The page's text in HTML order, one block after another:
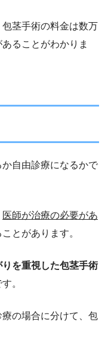
茎手術の料金は数万
ることがわかりま
自由診療になるかで
医師が治療の必要があ
とがあります。
りを重視した包茎手術
。
の場合に分けて、包